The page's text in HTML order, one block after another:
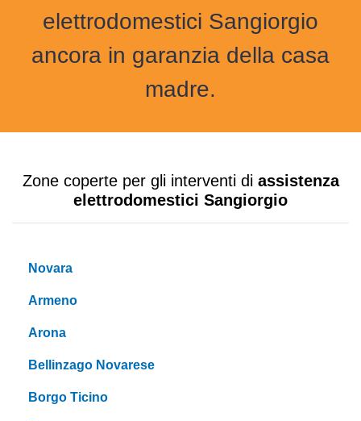
elettrodomestici Sangiorgio
ancora in garanzia della casa
madre.
Zone coperte per gli interventi di assistenza
elettrodomestici Sangiorgio
Novara
Armeno
Arona
Bellinzago Novarese
Borgo Ticino